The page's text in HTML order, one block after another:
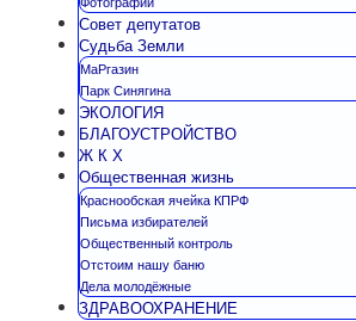
Совет депутатов
Судьба Земли
МаРгазин
Парк Синягина
ЭКОЛОГИЯ
БЛАГОУСТРОЙСТВО
Ж К Х
Общественная жизнь
Краснообская ячейка КПРФ
Письма избирателей
Общественный контроль
Отстоим нашу баню
Дела молодёжные
ЗДРАВООХРАНЕНИЕ